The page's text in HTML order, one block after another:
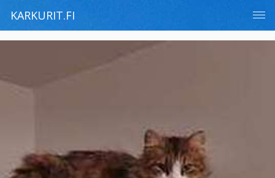
KARKURIT.FI